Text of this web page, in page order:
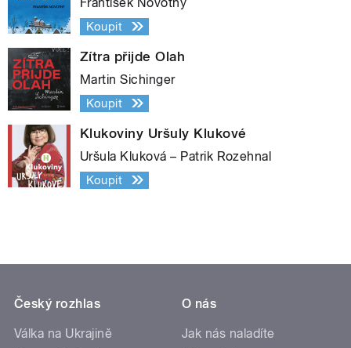
Koupit
Zítra přijde Olah
Martin Sichinger
Koupit
Klukoviny Uršuly Klukové
Uršula Kluková – Patrik Rozehnal
Koupit
Český rozhlas
Válka na Ukrajině
O nás
Jak nás naladíte